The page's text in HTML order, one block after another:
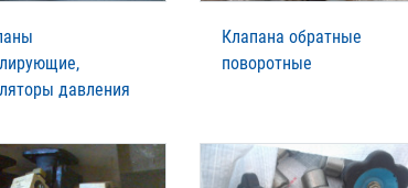
давления
Клапана обратные
поворотные